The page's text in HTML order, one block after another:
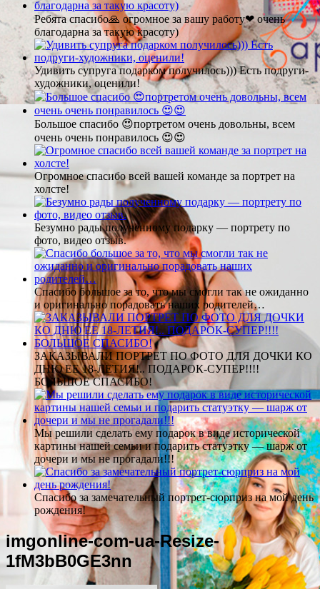
Ребята спасибо🙏 огромное за вашу работу❤ очень
благодарна за такую красоту)
Удивить супруга подарком получилось))) Есть подруги-
художники, оценили!
Большое спасибо 😍портретом очень довольны, всем
очень очень понравилось 😍😍
Огромное спасибо всей вашей команде за портрет на
холсте!
Безумно рады полученному подарку — портрету по
фото, видео отзыв.
Спасибо большое за то, что мы смогли так не ожиданно
и оригинально порадовать наших родителей…
ЗАКАЗЫВАЛИ ПОРТРЕТ ПО ФОТО ДЛЯ ДОЧКИ КО
ДНЮ ЕЕ 18-ЛЕТИЯ!.. ПОДАРОК-СУПЕР!!!!
БОЛЬШОЕ СПАСИБО!
Мы решили сделать ему подарок в виде исторической
картины нашей семьи и подарить статуэтку — шарж от
дочери и мы не прогадали!!!
Спасибо за замечательный портрет-сюрприз на мой день
рождения!
imgonline-com-ua-Resize-
1fM3bB0GE3nn